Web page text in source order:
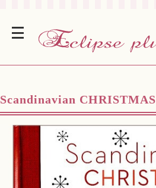
Scandinavian CHRISTMAS